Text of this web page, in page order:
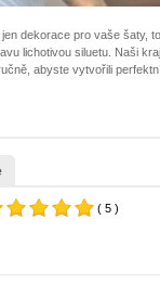
dekorace pro vaše šaty, to
lichotivou siluetu. Naši
abyste vytvořili
( 5 )